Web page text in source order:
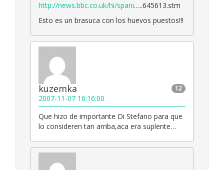
http://news.bbc.co.uk/hi/spani…..645613.stm
Esto es un brasuca con los huevos puestos!!!
12
kuzemka
2007-11-07 16:16:00
Que hizo de importante Di Stefano para que
lo consideren tan arriba,aca era suplente…